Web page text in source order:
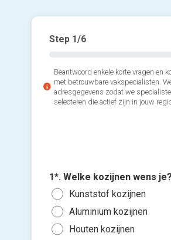
Step 1/6
Beantwoord enkele korte vragen en
met betrouwbare vakspecialisten.
adresgegevens zodat we
selecteren die actief zijn in jouw
1*. Welke kozijnen wens je?
Kunststof kozijnen
Aluminium kozijnen
Houten kozijnen